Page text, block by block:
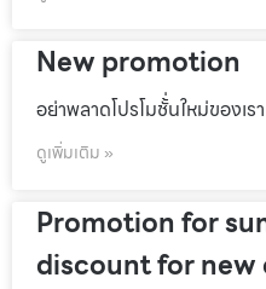
New promotion
อย่าพลาดโปรโมชั้่นใหม่ของเร
ดูเพิ่มเติม »
Promotion for
discount for new